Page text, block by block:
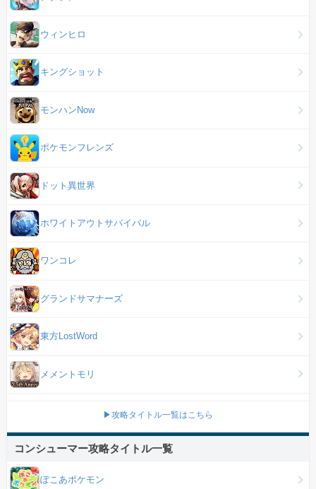
ウィンヒロ
キングショット
モンハンNow
ポケモンフレンズ
ドット異世界
ホワイトアウトサバイバル
ワンコレ
グランドサマナーズ
東方LostWord
メメントモリ
▶攻略タイトル一覧はこちら
コンシューマー攻略タイトル一覧
ぽこあポケモン